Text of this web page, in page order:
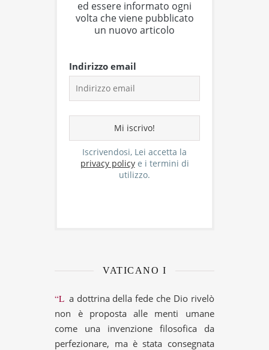
ed essere informato ogni
volta che viene pubblicato
un nuovo articolo
Indirizzo email
Iscrivendosi, Lei accetta la
privacy policye i termini di
utilizzo.
VATICANO I
“La dottrina della fede che Dio rivelò
non è proposta alle menti umane
come una invenzione filosofica da
perfezionare, ma è stata consegnata